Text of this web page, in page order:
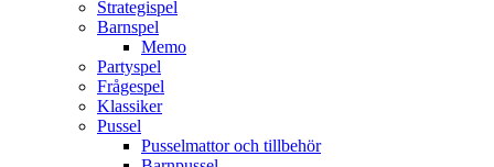
Strategispel
Barnspel
Memo
Partyspel
Frågespel
Klassiker
Pussel
Pusselmattor och tillbehör